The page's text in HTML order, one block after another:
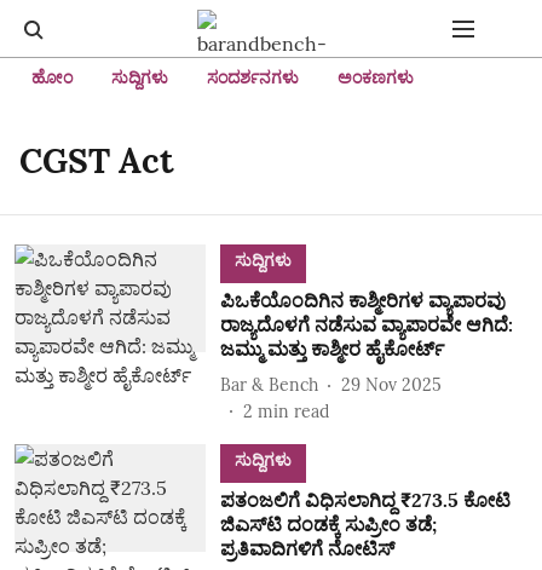
ಹೋಂ ಸುದ್ದಿಗಳು ಸಂದರ್ಶನಗಳು ಅಂಕಣಗಳು
CGST Act
ಸುದ್ದಿಗಳು
ಪಿಒಕೆಯೊಂದಿಗಿನ ಕಾಶ್ಮೀರಿಗಳ ವ್ಯಾಪಾರವು
ರಾಜ್ಯದೊಳಗೆ ನಡೆಸುವ ವ್ಯಾಪಾರವೇ ಆಗಿದೆ:
ಜಮ್ಮು ಮತ್ತು ಕಾಶ್ಮೀರ ಹೈಕೋರ್ಟ್‌
Bar & Bench
29 Nov 2025
2 min read
ಸುದ್ದಿಗಳು
ಪತಂಜಲಿಗೆ ವಿಧಿಸಲಾಗಿದ್ದ ₹273.5 ಕೋಟಿ
ಜಿಎಸ್‌ಟಿ ದಂಡಕ್ಕೆ ಸುಪ್ರೀಂ ತಡೆ;
ಪ್ರತಿವಾದಿಗಳಿಗೆ ನೋಟಿಸ್